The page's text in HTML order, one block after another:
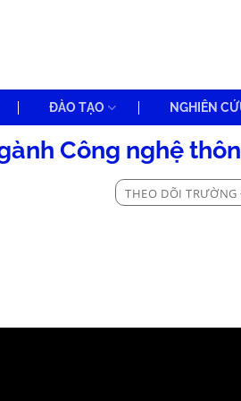
ĐÀO TẠO NGHIÊN
Công nghệ
THEO DÕI